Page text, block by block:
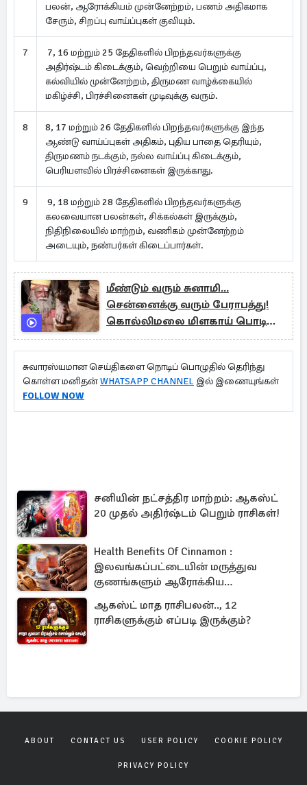
பலன், ஆரோக்கியம் முன்னேற்றம், பணம் அதிகமாக
சேரும், சிறப்பு வாய்ப்புகள் குவியும்.
7
7, 16 மற்றும் 25 தேதிகளில் பிறந்தவர்களுக்கு
அதிர்ஷ்டம் கிடைக்கும், வெற்றியை பெறும் வாய்ப்பு,
கல்வியில் முன்னேற்றம், திருமண வாழ்க்கையில்
மகிழ்ச்சி, பிரச்சினைகள் முடிவுக்கு வரும்.
8
8, 17 மற்றும் 26 தேதிகளில் பிறந்தவர்களுக்கு இந்த
ஆண்டு வாய்ப்புகள் அதிகம், புதிய பாதை தெரியும்,
திருமணம் நடக்கும், நல்ல வாய்ப்பு கிடைக்கும்,
பெரியளவில் பிரச்சினைகள் இருக்காது.
9
9, 18 மற்றும் 28 தேதிகளில் பிறந்தவர்களுக்கு
கலவையான பலன்கள், சிக்கல்கள் இருக்கும்,
நிதிநிலையில் மாற்றம், வணிகம் முன்னேற்றம்
அடையும், நண்பர்கள் கிடைப்பார்கள்.
மீண்டும் வரும் சுனாமி...
சென்னைக்கு வரும் பேராபத்து!
கொல்லிமலை மிளகாய் பொடி
சித்தர் வாக்கு
சுவாரஸ்யமான செய்திகளை நொடிப் பொழுதில் தெரிந்து
கொள்ள மனிதன்WHATSAPP CHANNEL இல் இணையுங்கள்
FOLLOW NOW
சனியின் நட்சத்திர மாற்றம்: ஆகஸ்ட்
20 முதல் அதிர்ஷ்டம் பெறும் ராசிகள்!
Health Benefits Of Cinnamon :
இலவங்கப்பட்டையின் மருத்துவ
குணங்களும் ஆரோக்கிய
நன்மைகளும்!
ஆகஸ்ட் மாத ராசிபலன்.., 12
ராசிகளுக்கும் எப்படி இருக்கும்?
ABOUT CONTACT US USER POLICY COOKIE POLICY
PRIVACY POLICY